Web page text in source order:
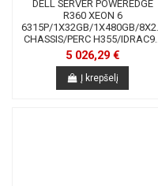
DELL SERVER POWEREDGE
R360 XEON 6
6315P/1X32GB/1X480GB/
CHASSIS/PERC H355/IDRAC9...
5 026,29 €
Į krepšelį